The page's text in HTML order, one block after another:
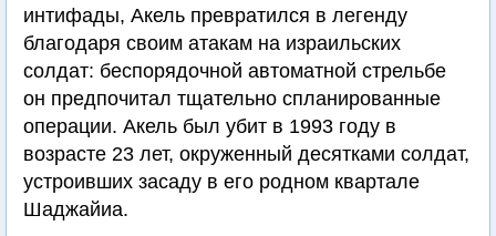
интифады, Акель превратился в легенду
благодаря своим атакам на израильских
солдат: беспорядочной автоматной стрельбе
он предпочитал тщательно спланированные
операции. Акель был убит в 1993 году в
возрасте 23 лет, окруженный десятками солдат,
устроивших засаду в его родном квартале
Шаджайиа.